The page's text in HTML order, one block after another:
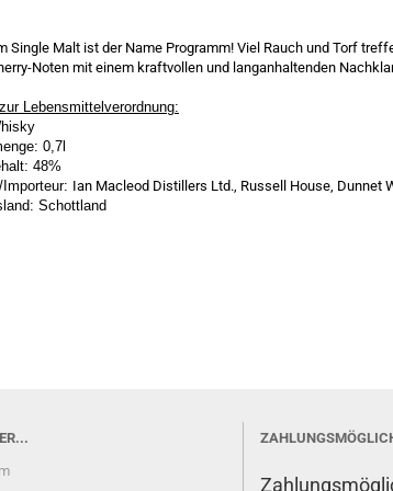
Single Malt ist der Name Programm! Viel Rauch und Torf
Noten mit einem kraftvollen und langanhaltenden
Lebensmittelverordnung:
0,7l
48%
Importeur: Ian Macleod Distillers Ltd., Russell House, Dunnet
Schottland